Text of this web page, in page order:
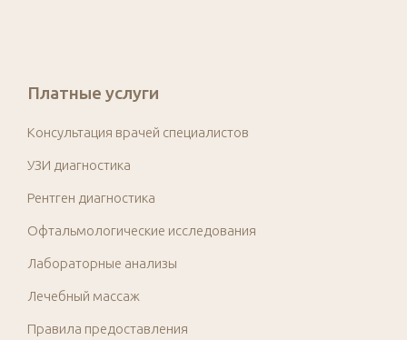
Платные услуги
Консультация врачей специалистов
УЗИ диагностика
Рентген диагностика
Офтальмологические исследования
Лабораторные анализы
Лечебный массаж
Правила предоставления